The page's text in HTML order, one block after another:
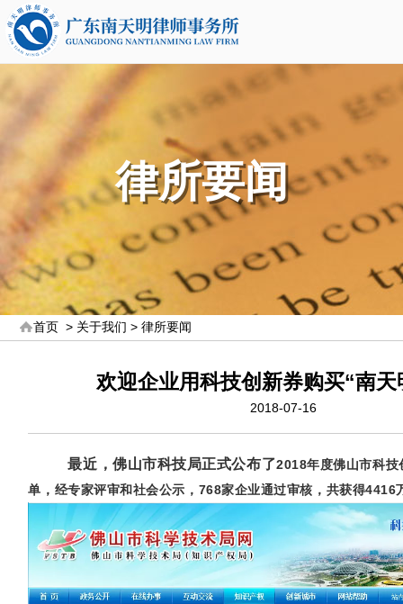
律所要闻
首页 > 关于我们 >律所要闻
欢迎企业用科技创新券购买“南天
2018-07-16
最近，佛山市科技局正式公布了2018年度佛山市科技
单，经专家评审和社会公示，768家企业通过审核，共获得4416